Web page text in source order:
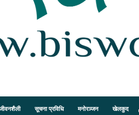
सूचना प्रविधि मनोरञ्जन खेलकुद